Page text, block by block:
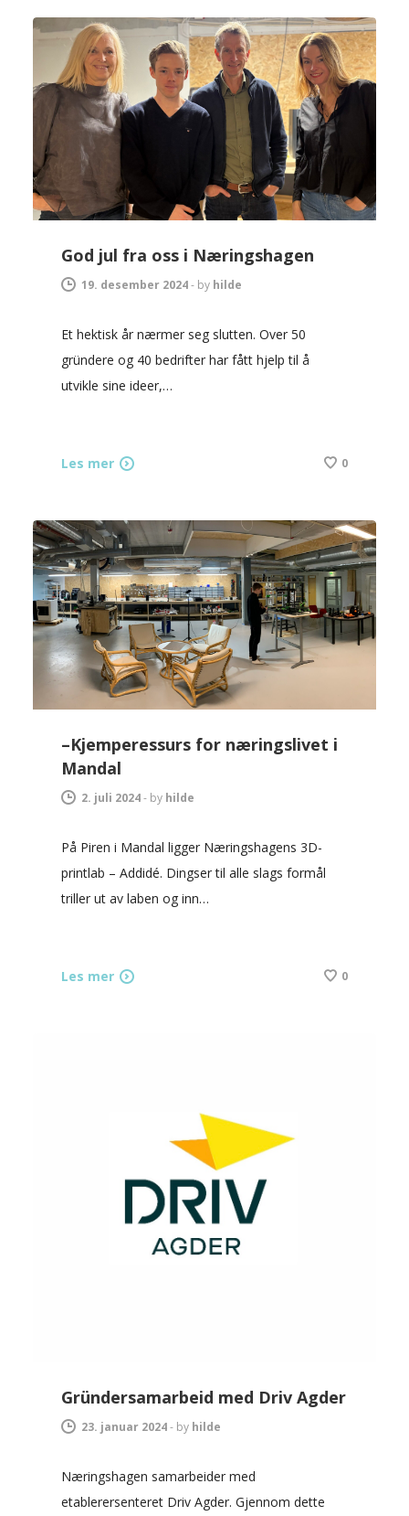
God jul fra oss i Næringshagen
19. desember 2024- by hilde
Et hektisk år nærmer seg slutten. Over 50
gründere og 40 bedrifter har fått hjelp til å
utvikle sine ideer,…
Les mer 0
–Kjemperessurs for næringslivet i
Mandal
2. juli 2024- by hilde
På Piren i Mandal ligger Næringshagens 3D-
printlab – Addidé. Dingser til alle slags formål
triller ut av laben og inn…
Les mer 0
Gründersamarbeid med Driv Agder
23. januar 2024- by hilde
Næringshagen samarbeider med
etablerersenteret Driv Agder. Gjennom dette